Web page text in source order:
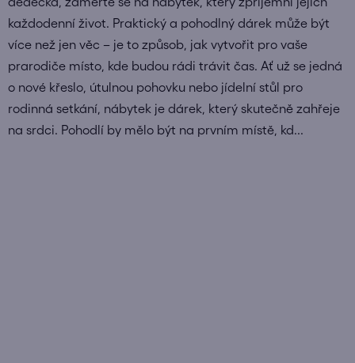
každodenní život. Praktický a pohodlný dárek může být
více než jen věc – je to způsob, jak vytvořit pro vaše
prarodiče místo, kde budou rádi trávit čas. Ať už se jedná
o nové křeslo, útulnou pohovku nebo jídelní stůl pro
rodinná setkání, nábytek je dárek, který skutečně zahřeje
na srdci. Pohodlí by mělo být na prvním místě, kd...